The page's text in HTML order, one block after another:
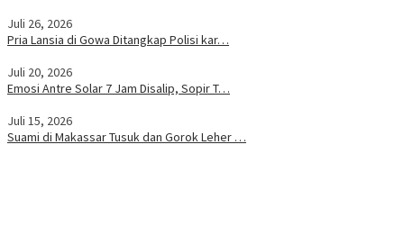
Juli 26, 2026
Pria Lansia di Gowa Ditangkap Polisi kar…
Juli 20, 2026
Emosi Antre Solar 7 Jam Disalip, Sopir T…
Juli 15, 2026
Suami di Makassar Tusuk dan Gorok Leher …